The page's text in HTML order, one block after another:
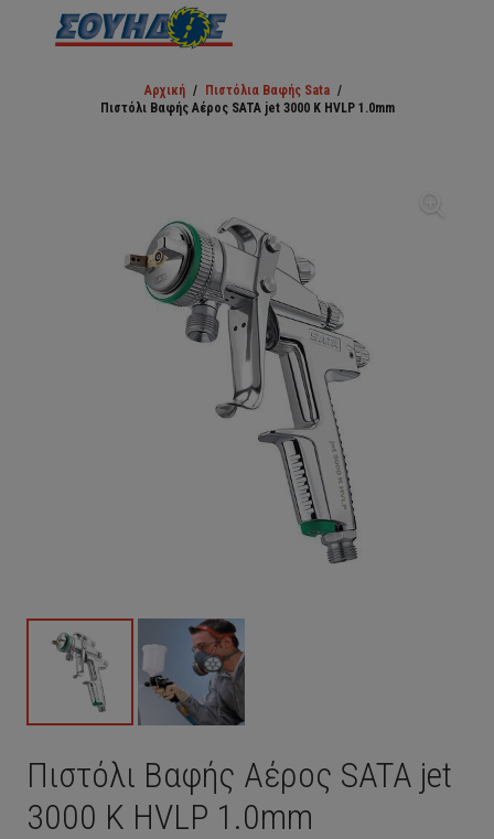
Αρχική / Πιστόλια Βαφής Sata /
Πιστόλι Βαφής Αέρος SATA jet 3000 K HVLP 1.0mm
Πιστόλι Βαφής Αέρος SATA jet
3000 K HVLP 1.0mm